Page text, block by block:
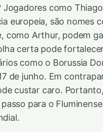
Jogadores como
europeia, são nomes
como Arthur, podem
certa pode
como o Borussia
de junho. Em
custar caro.
para o